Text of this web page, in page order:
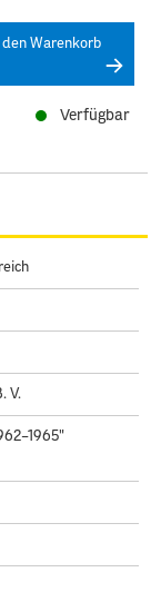
den Warenkorb
Verfügbar
V.